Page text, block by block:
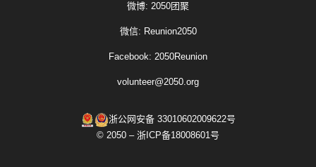
微博: 2050团聚
微信: Reunion2050
Facebook: 2050Reunion
volunteer@2050.org
浙公网安备 33010602009622号
© 2050 – 浙ICP备18008601号